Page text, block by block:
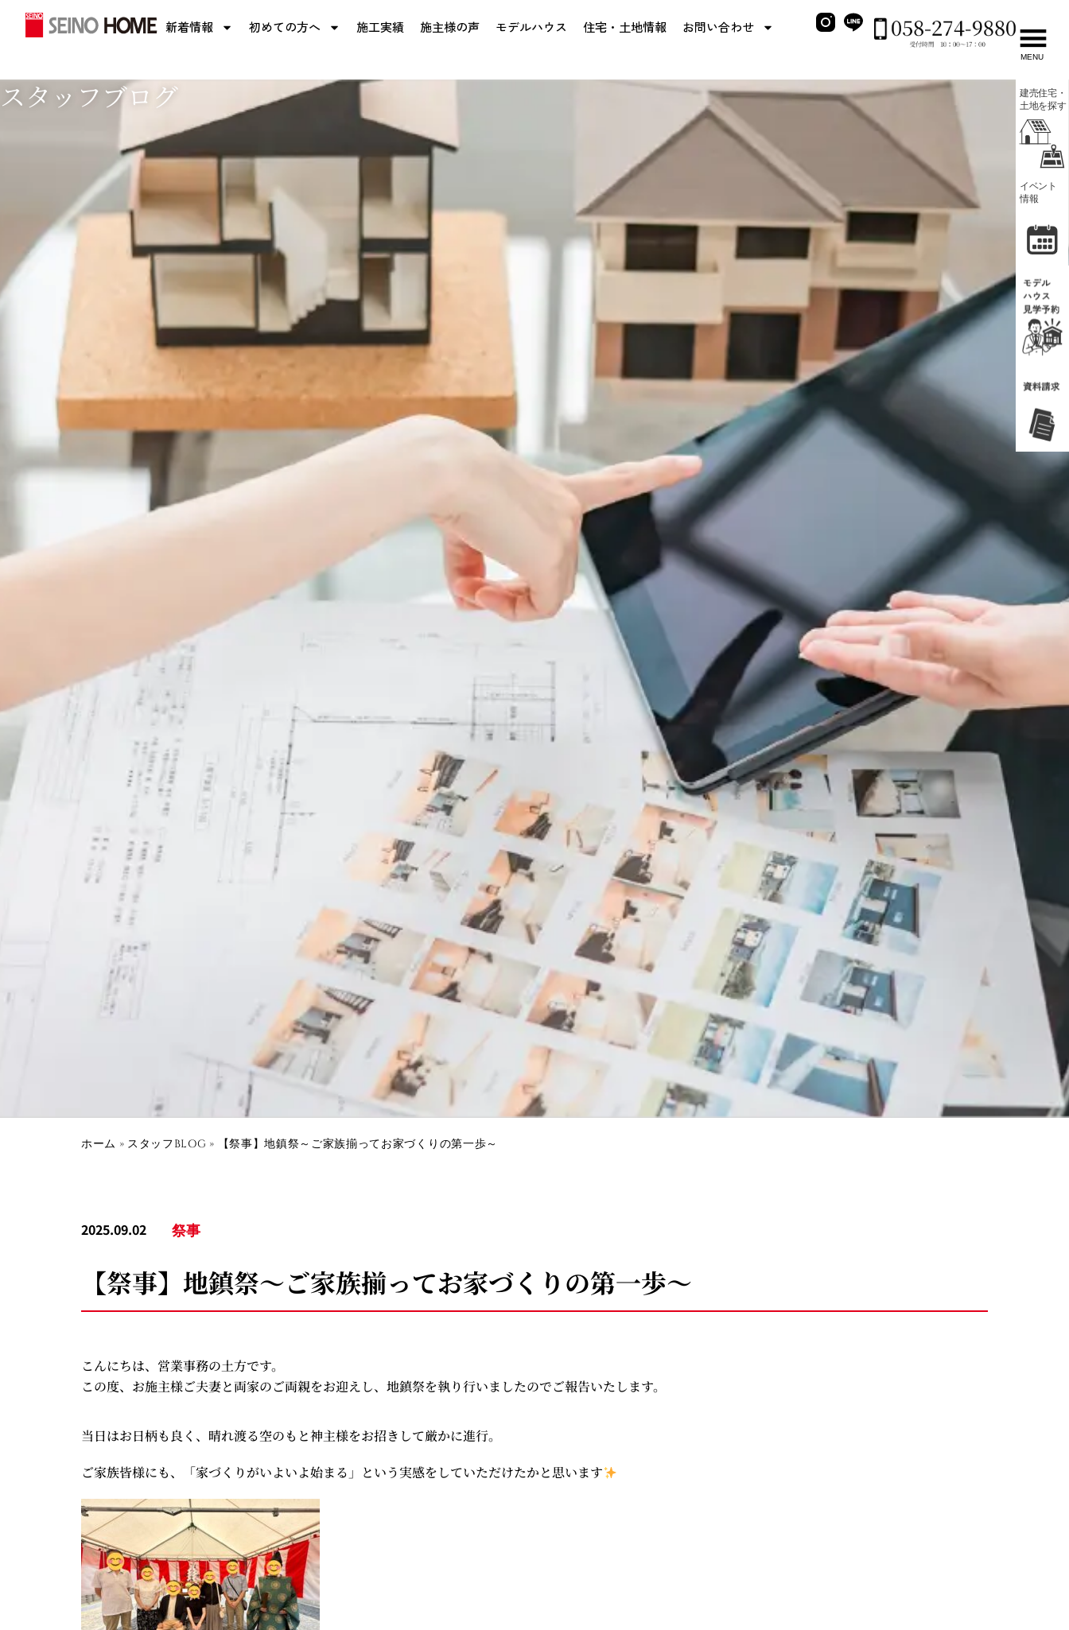
キ
新着情報 初めての方へ 施工実績 施主様の声 モデルハウス 住宅・土地情報 お問い合わせ
MENU
スタッフブログ
ホーム » スタッフBLOG » 【祭事】地鎮祭～ご家族揃ってお家づくりの第一歩～
2025.09.02 祭事
【祭事】地鎮祭～ご家族揃ってお家づくりの第一歩～
こんにちは、営業事務の土方です。
この度、お施主様ご夫妻と両家のご両親をお迎えし、地鎮祭を執り行いましたのでご報告いたします。
当日はお日柄も良く、晴れ渡る空のもと神主様をお招きして厳かに進行。
ご家族皆様にも、「家づくりがいよいよ始まる」という実感をしていただけたかと思います